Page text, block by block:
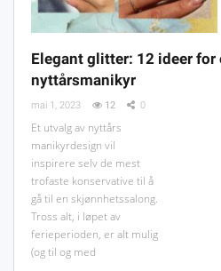
Elegant glitter: 12 ideer for
nyttårsmanikyr
mai 1, 2023 12 0
Et utvalg av nyttårs
manikyrdesign vil
inspirere selv de mest
trofaste konservative til å
gå til en skjønnhetssalong.
Tross alt, i løpet av
ferieperioden, er alt mulig
(og til og med